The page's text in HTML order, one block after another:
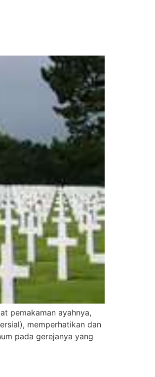
pemakaman ayahnya,
memperhatikan dan
pada gerejanya yang